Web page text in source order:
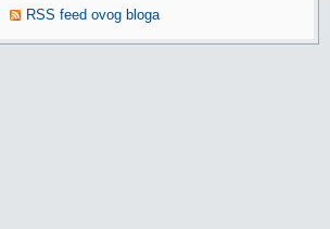
RSS feed ovog bloga